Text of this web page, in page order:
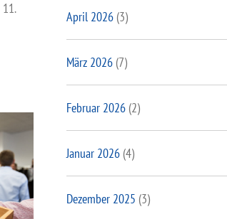
11.
April 2026(3)
März 2026(7)
Februar 2026(2)
Januar 2026(4)
Dezember 2025 (3)